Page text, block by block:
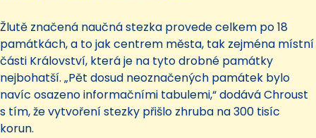
Žlutě značená naučná stezka provede celkem po 18
památkách, a to jak centrem města, tak zejména místní
části Království, která je na tyto drobné památky
nejbohatší. „Pět dosud neoznačených památek bylo
navíc osazeno informačními tabulemi,“ dodává Chroust
s tím, že vytvoření stezky přišlo zhruba na 300 tisíc
korun.